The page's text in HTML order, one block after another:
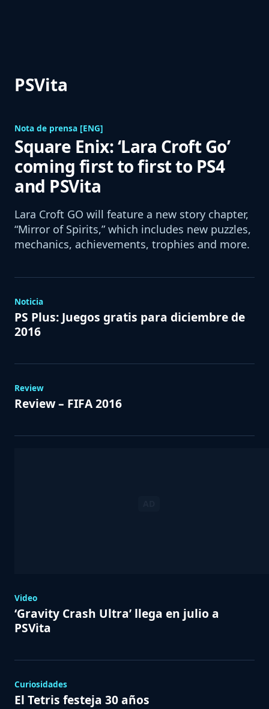
PSVita
Nota de prensa [ENG]
Square Enix: ‘Lara Croft Go’
coming first to first to PS4
and PSVita
Lara Croft GO will feature a new story chapter,
“Mirror of Spirits,” which includes new puzzles,
mechanics, achievements, trophies and more.
Noticia
PS Plus: Juegos gratis para diciembre de
2016
Review
Review – FIFA 2016
Video
‘Gravity Crash Ultra’ llega en julio a
PSVita
Curiosidades
El Tetris festeja 30 años